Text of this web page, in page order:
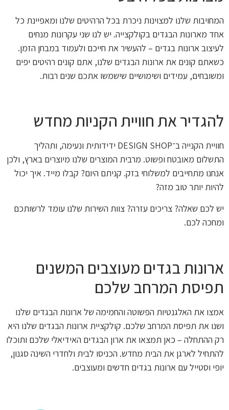
המחויבות שלנו למצוינות ניכרת בכל הרהיטים שלנו ומאפיינת כל
אחד מארונות הבגדים בקולקצייה. יש לנו שני עקרונות מנחים
לעיצוב ארונות בגדים – להעשיר את חייכם ולעמוד במבחן הזמן.
כשאתם קונים את ארונות הבגדים שלנו, אתם קונים רהיטים יפים
ומשובחים, עמידים ושימושיים שישמשו אתכם שנים רבות.
להגדיר את חוויית הקניות מחדש
חוויית הקנייה ב־DESIGN SHOP ידידותית ונעימה, ותהליך
התשלום מאובטח ופשוט. מרבית המוצרים שלנו מיוצרים בארץ, ולכן
אנחנו מתחייבים למשלוחי בזק. קניתם היום? קבלו מייד. איך יכול
להיות יותר טוב מזה?
יש לכם שאלה? צריכים עזרה? צוות השירות שלנו עומד לרשותכם
ומחכה לכם.
ארונות בגדים מעוצבים המשנים
תפיסת המרחב שלכם
אמצו את האלגנטיות הפשוטה והחמימה של ארונות הבגדים שלנו
ושנו את תפיסת המרחב שלכם. קולקציית ארונות הבגדים שלנו היא
רק ההתחלה – כאן תמצאו את ארון הבגדים האידיאלי שלכם ותוכלו
להתחיל לארגן את הבית מחדש. הכניסו לבית ולחדרי השינה סגנון,
יופי וסטייל עם ארונות בגדים חדשים ומעוצבים.